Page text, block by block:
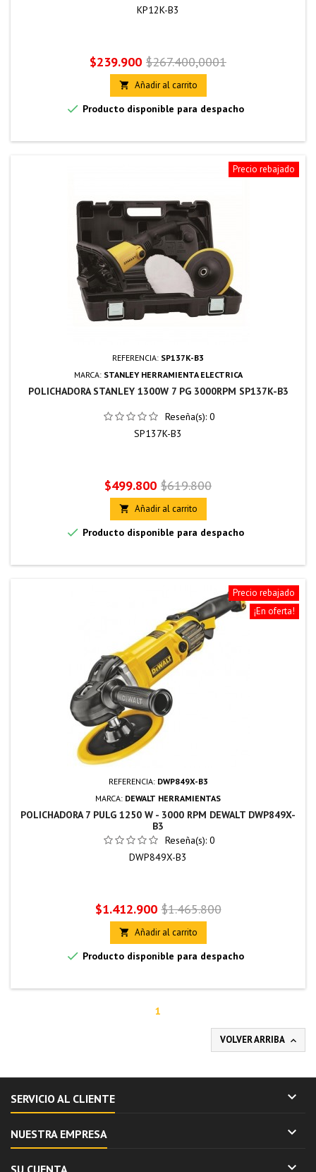
KP12K-B3
Precio
$239.900 Precio
base
$267.400,0001
 Añadir al carrito
 Producto disponible para despacho
Precio rebajado
REFERENCIA: SP137K-B3
MARCA: STANLEY HERRAMIENTA ELECTRICA
POLICHADORA STANLEY 1300W 7 PG 3000RPM SP137K-B3
Reseña(s): 0
SP137K-B3
Precio
$499.800 Precio
base
$619.800
 Añadir al carrito
 Producto disponible para despacho
Precio rebajado
¡En oferta!
REFERENCIA: DWP849X-B3
MARCA: DEWALT HERRAMIENTAS
POLICHADORA 7 PULG 1250 W - 3000 RPM DEWALT DWP849X-
B3
Reseña(s): 0
DWP849X-B3
Precio
$1.412.900 Precio
base
$1.465.800
 Añadir al carrito
 Producto disponible para despacho
1
VOLVER ARRIBA 
SERVICIO AL CLIENTE 
NUESTRA EMPRESA 
SU CUENTA 